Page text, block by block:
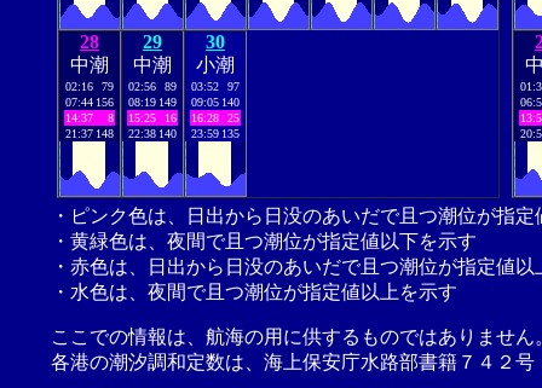
28
中潮
02:16
79
07:44 156
14:37
8
21:37 148
29
中潮
02:56
89
08:19 149
15:25
16
22:38 140
30
小潮
03:52
97
09:05 140
16:28
25
23:59 135
・ピンク色は、日出から日没のあいだで且つ潮位が指
・黄緑色は、夜間で且つ潮位が指定値以下を示す
・赤色は、日出から日没のあいだで且つ潮位が指定値以
・水色は、夜間で且つ潮位が指定値以上を示す
ここでの情報は、航海の用に供するものではありませ
各港の潮汐調和定数は、海上保安庁水路部書籍７４２